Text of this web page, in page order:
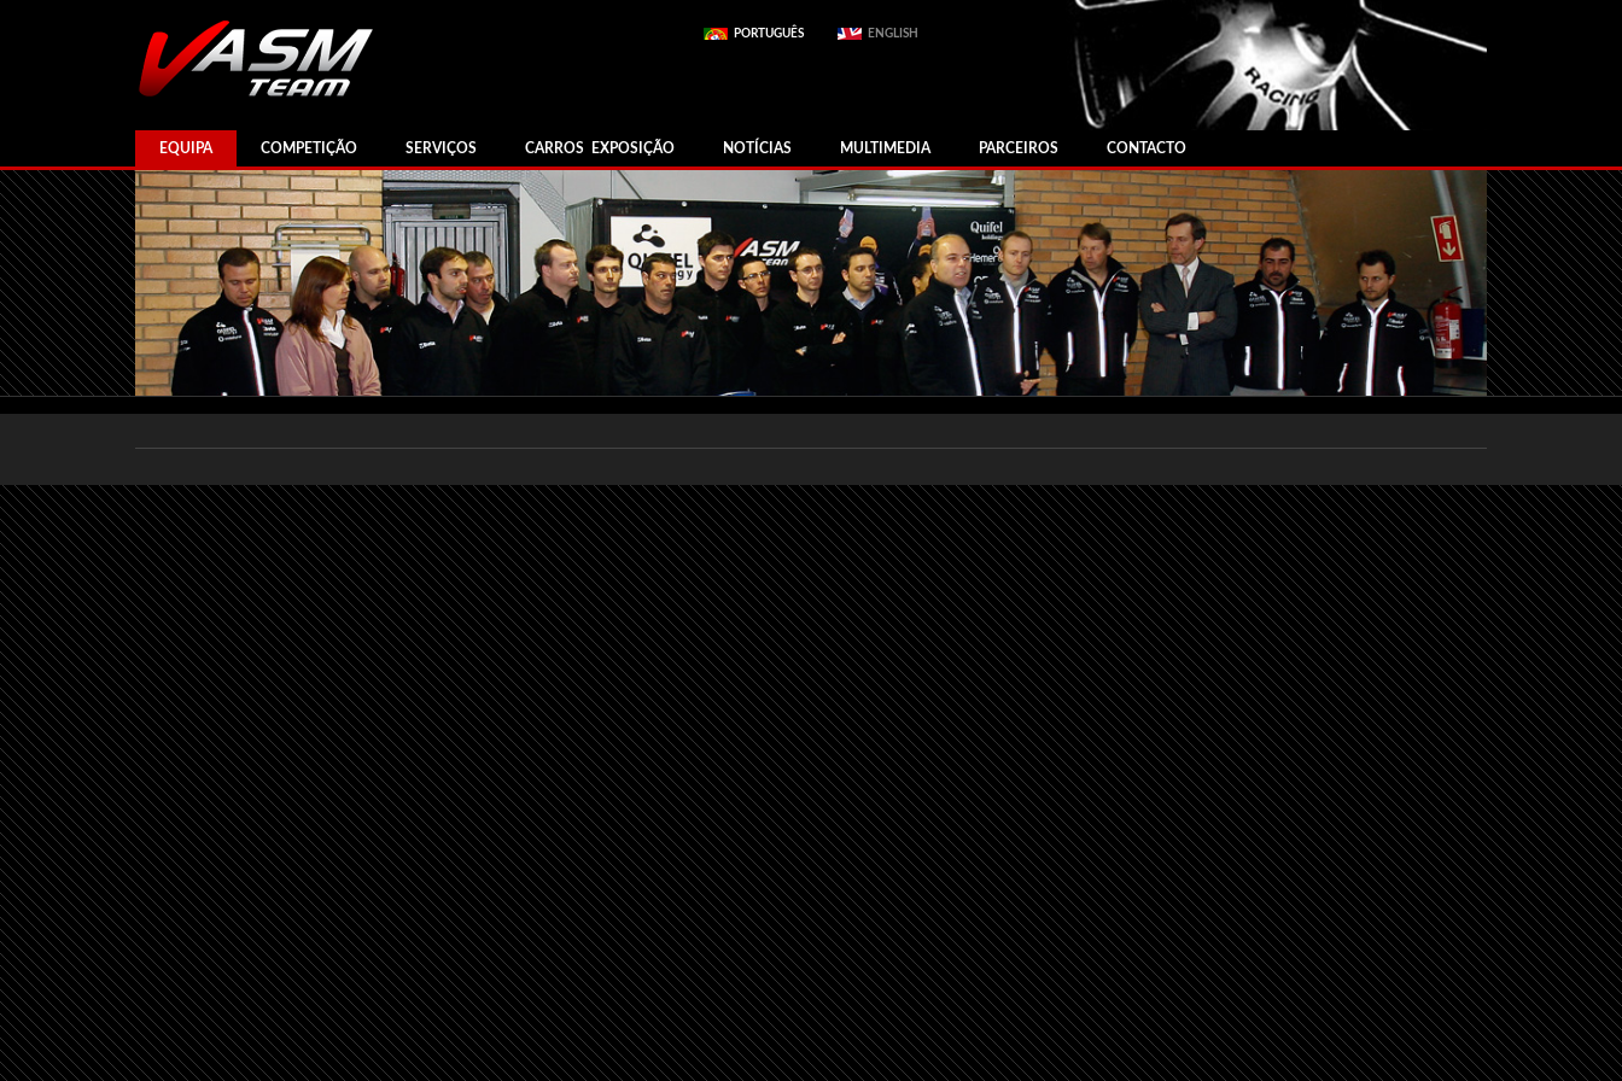
PORTUGUÊS ENGLISH
EQUIPA COMPETIÇÃO SERVIÇOS CARROS EXPOSIÇÃO NOTÍCIAS MULTIMEDIA PARCEIROS CONTACTO